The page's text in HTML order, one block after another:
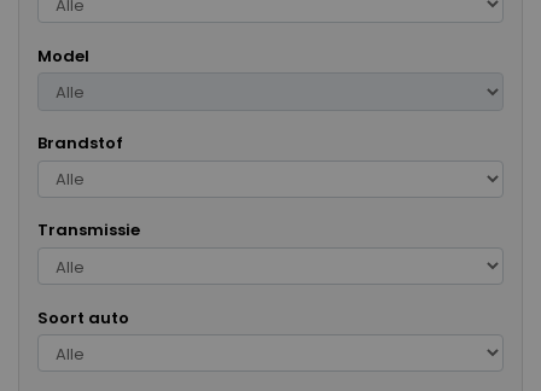
Model
Brandstof
Transmissie
Soort auto